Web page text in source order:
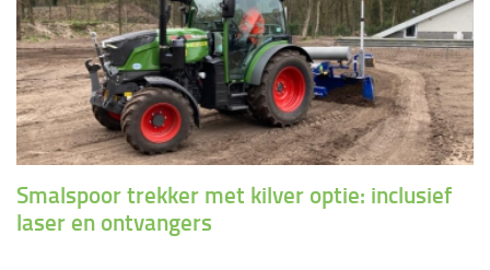
Smalspoor trekker met kilver optie: inclusief
laser en ontvangers